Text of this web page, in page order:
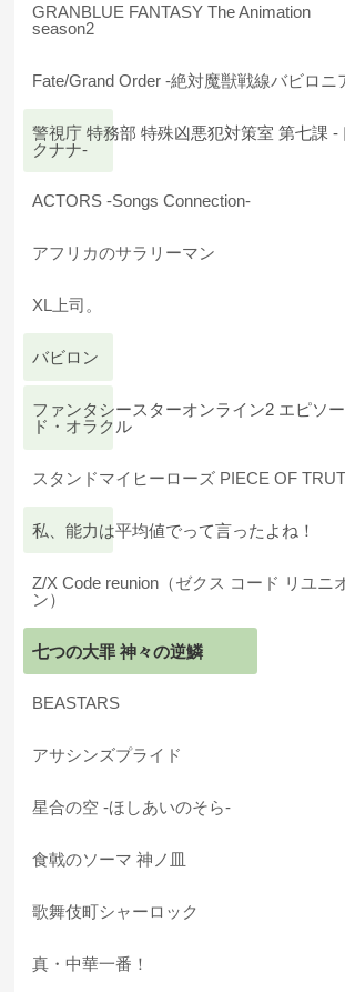
GRANBLUE FANTASY The Animation
season2
Fate/Grand Order -絶対魔獣戦線バビロニ
警視庁 特務部 特殊凶悪犯対策室 第七課 -
クナナ-
ACTORS -Songs Connection-
アフリカのサラリーマン
XL上司。
バビロン
ファンタシースターオンライン2 エピソー
ド・オラクル
スタンドマイヒーローズ PIECE OF
私、能力は平均値でって言ったよね！
Z/X Code reunion（ゼクス コード リユニ
ン）
七つの大罪 神々の逆鱗
BEASTARS
アサシンズプライド
星合の空 ‐ほしあいのそら‐
食戟のソーマ 神ノ皿
歌舞伎町シャーロック
真・中華一番！